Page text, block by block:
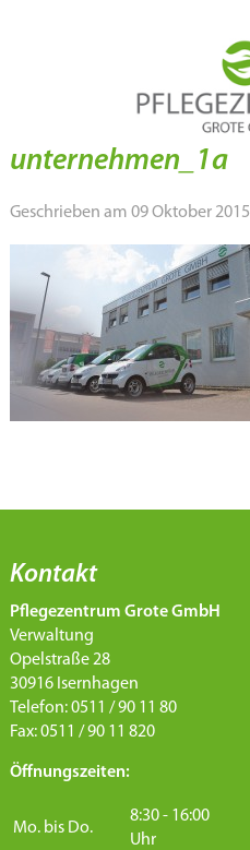
unternehmen_1a
Geschrieben am 09 Oktober 2015
Kontakt
Pflegezentrum Grote GmbH
Verwaltung
Opelstraße 28
30916 Isernhagen
Telefon: 0511 / 90 11 80
Fax: 0511 / 90 11 820
Öffnungszeiten:
Mo. bis Do.
8:30 - 16:00
Uhr